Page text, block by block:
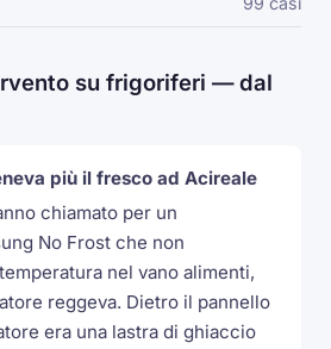
su frigoriferi — dal
più il fresco ad Acireale
chiamato per un
No Frost che non
nel vano alimenti,
reggeva. Dietro il pannello
era una lastra di ghiaccio